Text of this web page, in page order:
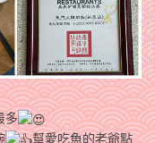
多
幫愛吃魚的老爺點